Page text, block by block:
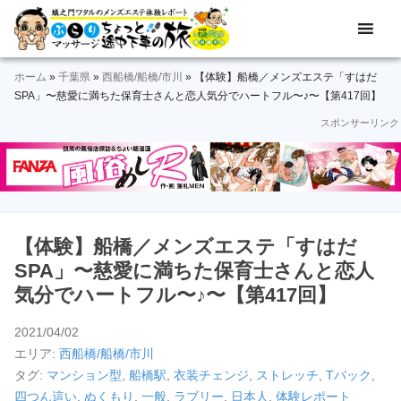
Skip
primary
navigation
Skip
main
Skip
primary
Skip
secondary
Skip
footer
ぶ
ら
り
ッ
ー
ジ
途
下
メ
ン
エ
ス
験
レ
ポ
＆
動
画
ホーム » 千葉県 » 西船橋/船橋/市川 »
【体験】船橋／メンズエステ「すはだ
SPA」〜慈愛に満ちた保育士さんと恋人気分でハートフル〜♪〜【第417回】
スポンサーリンク
【体験】船橋／メンズエステ「すはだ
SPA」〜慈愛に満ちた保育士さんと恋人
気分でハートフル〜♪〜【第417回】
2021/04/02
エリア: 西船橋/船橋/市川
タグ: マンション型, 船橋駅, 衣装チェンジ, ストレッチ, Tバック,
四つん這い, ぬくもり , 一般, ラブリー, 日本人, 体験レポート